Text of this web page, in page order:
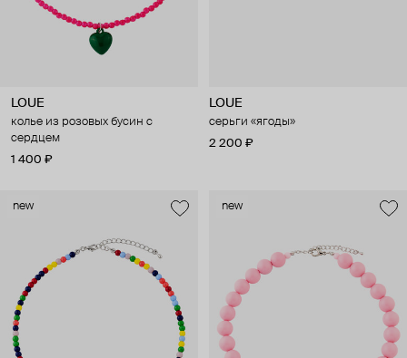
LOUE
колье из розовых бусин с
сердцем
1 400 ₽
LOUE
серьги «ягоды»
2 200 ₽
new new